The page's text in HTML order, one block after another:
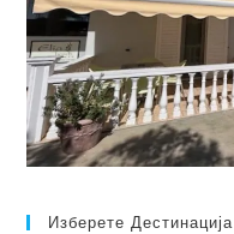
Изберете Дестинација